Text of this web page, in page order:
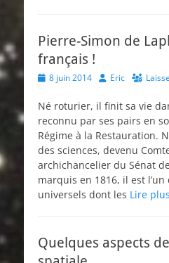
Pierre-Simon de
français !
Posted8 juin 2014 Author
Eric
Né roturier, il finit sa vie
reconnu par ses pairs en
Régime à la Restauration.
des sciences, devenu
archichancelier du Sénat
marquis en 1816, il est l’un
universels dont les Lire
Quelques aspects